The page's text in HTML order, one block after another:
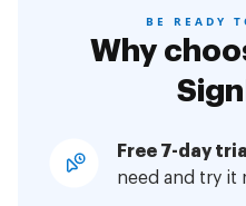
BE READY
Why
Free 7-day
need and try it